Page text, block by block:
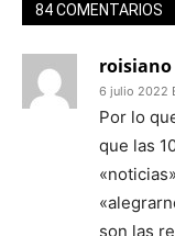
84 COMENTARIOS
roisiano
6 julio 2022
Por lo
que las
son las